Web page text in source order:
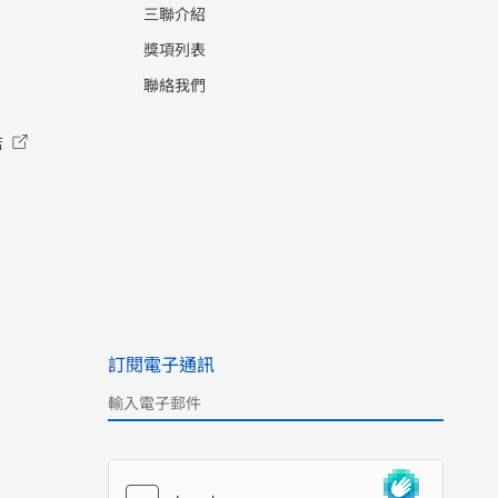
三聯介紹
獎項列表
聯絡我們
訂閱電子通訊